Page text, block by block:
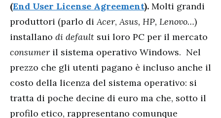
(End User License Agreement). Molti grandi
produttori (parlo diAcer,Asus, HP, Lenovo…)
installano di default sui loro PC per il mercato
consumer il sistema operativo Windows. Nel
prezzo che gli utenti pagano è incluso anche il
costo della licenza del sistema operativo: si
tratta di poche decine di euro ma che, sotto il
profilo etico, rappresentano comunque